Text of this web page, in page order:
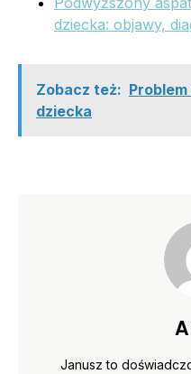
dziecka: objawy,
Zobacz też:
dziecka
Janusz to